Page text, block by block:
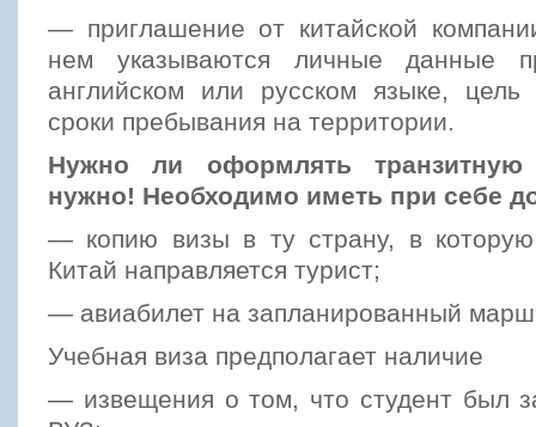
— приглашение от китайской
нем указываются личные данные
английском или русском языке,
сроки пребывания на территории.
Нужно ли оформлять транзитную
нужно! Необходимо иметь при себе
— копию визы в ту страну, в которую
Китай направляется турист;
— авиабилет на запланированный
Учебная виза предполагает наличие
— извещения о том, что студент был